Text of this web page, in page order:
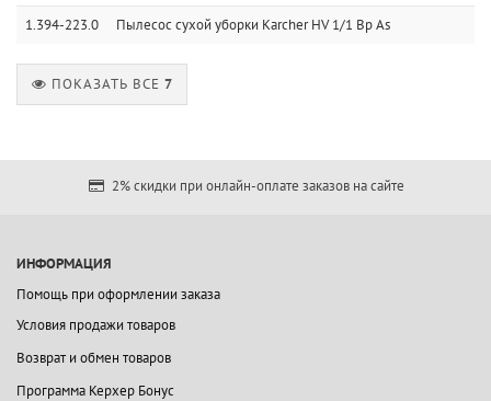
1.394-223.0 Пылесос сухой уборки Karcher HV 1/1 Bp As
ПОКАЗАТЬ ВСЕ7
2% скидки при онлайн-оплате заказов на сайте
ИНФОРМАЦИЯ
Помощь при оформлении заказа
Условия продажи товаров
Возврат и обмен товаров
Программа Керхер Бонус